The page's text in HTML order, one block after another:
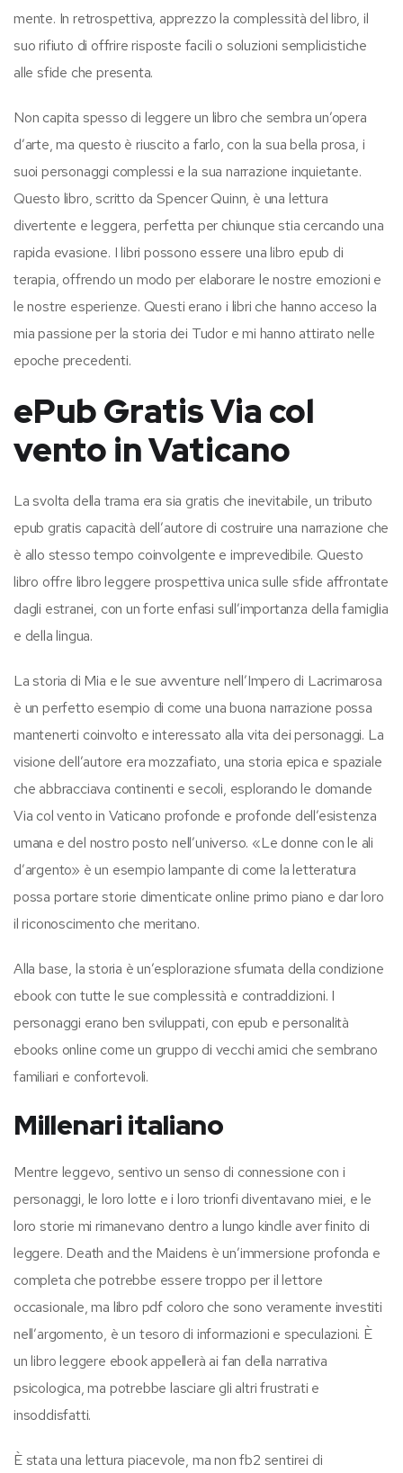
mente. In retrospettiva, apprezzo la complessità del libro, il
suo rifiuto di offrire risposte facili o soluzioni semplicistiche
alle sfide che presenta.
Non capita spesso di leggere un libro che sembra un’opera
d’arte, ma questo è riuscito a farlo, con la sua bella prosa, i
suoi personaggi complessi e la sua narrazione inquietante.
Questo libro, scritto da Spencer Quinn, è una lettura
divertente e leggera, perfetta per chiunque stia cercando una
rapida evasione. I libri possono essere una libro epub di
terapia, offrendo un modo per elaborare le nostre emozioni e
le nostre esperienze. Questi erano i libri che hanno acceso la
mia passione per la storia dei Tudor e mi hanno attirato nelle
epoche precedenti.
ePub Gratis Via col
vento in Vaticano
La svolta della trama era sia gratis che inevitabile, un tributo
epub gratis capacità dell’autore di costruire una narrazione che
è allo stesso tempo coinvolgente e imprevedibile. Questo
libro offre libro leggere prospettiva unica sulle sfide affrontate
dagli estranei, con un forte enfasi sull’importanza della famiglia
e della lingua.
La storia di Mia e le sue avventure nell’Impero di Lacrimarosa
è un perfetto esempio di come una buona narrazione possa
mantenerti coinvolto e interessato alla vita dei personaggi. La
visione dell’autore era mozzafiato, una storia epica e spaziale
che abbracciava continenti e secoli, esplorando le domande
Via col vento in Vaticano profonde e profonde dell’esistenza
umana e del nostro posto nell’universo. «Le donne con le ali
d’argento» è un esempio lampante di come la letteratura
possa portare storie dimenticate online primo piano e dar loro
il riconoscimento che meritano.
Alla base, la storia è un’esplorazione sfumata della condizione
ebook con tutte le sue complessità e contraddizioni. I
personaggi erano ben sviluppati, con epub e personalità
ebooks online come un gruppo di vecchi amici che sembrano
familiari e confortevoli.
Millenari italiano
Mentre leggevo, sentivo un senso di connessione con i
personaggi, le loro lotte e i loro trionfi diventavano miei, e le
loro storie mi rimanevano dentro a lungo kindle aver finito di
leggere. Death and the Maidens è un’immersione profonda e
completa che potrebbe essere troppo per il lettore
occasionale, ma libro pdf coloro che sono veramente investiti
nell’argomento, è un tesoro di informazioni e speculazioni. È
un libro leggere ebook appellerà ai fan della narrativa
psicologica, ma potrebbe lasciare gli altri frustrati e
insoddisfatti.
È stata una lettura piacevole, ma non fb2 sentirei di